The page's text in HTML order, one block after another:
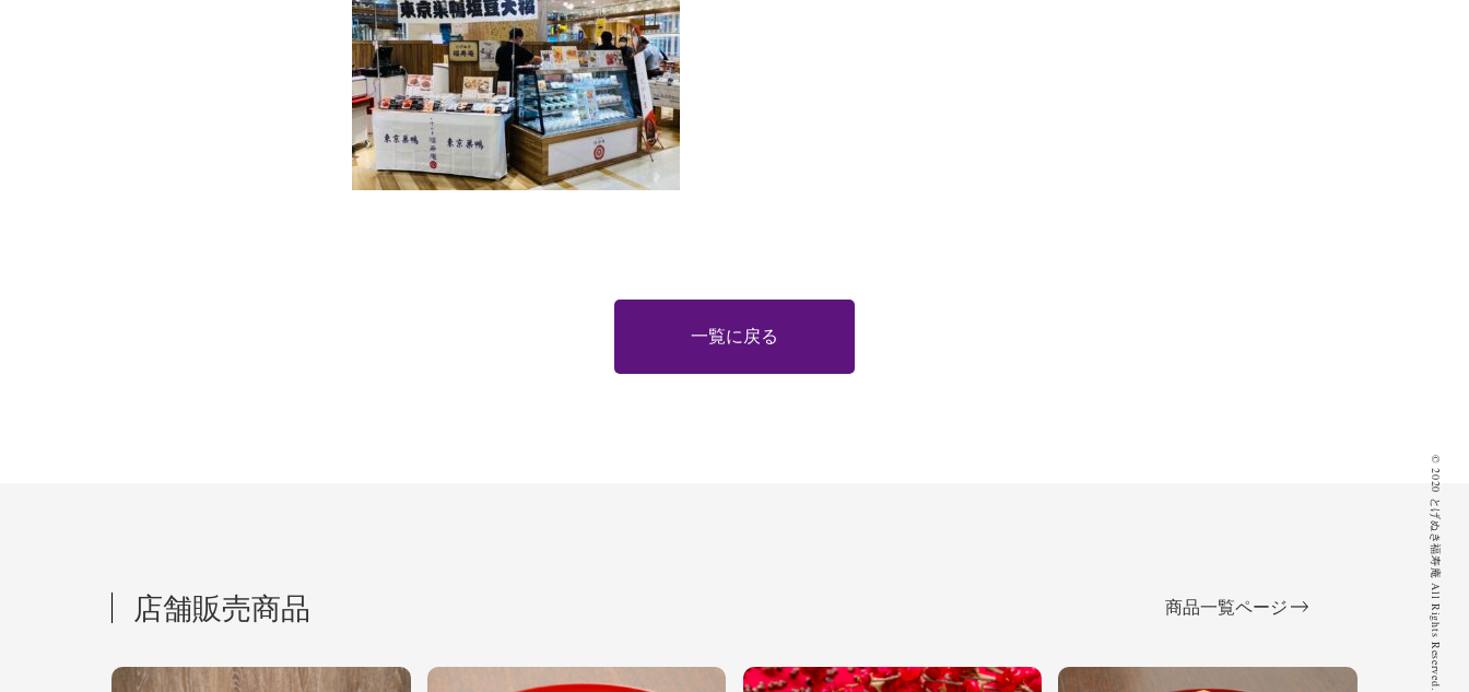
© 2020 とげぬき福寿庵 All Rights Reserved.
一覧に戻る
店舗販売商品 商品一覧ページ